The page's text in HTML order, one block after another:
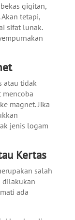
gigitan,
tetapi,
sifat lunak.
atau tidak
mencoba
magnet. Jika
jenis logam
Kertas
salah
dilakukan
ada